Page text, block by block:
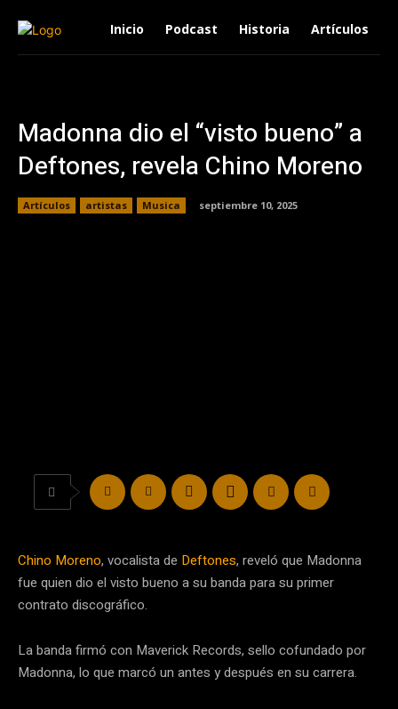
Inicio Podcast Historia Artículos
Madonna dio el “visto bueno” a
Deftones, revela Chino Moreno
Artículos artistas Musica septiembre 10, 2025
Chino Moreno, vocalista de Deftones, reveló que Madonna
fue quien dio el visto bueno a su banda para su primer
contrato discográfico.
La banda firmó con Maverick Records, sello cofundado por
Madonna, lo que marcó un antes y después en su carrera.